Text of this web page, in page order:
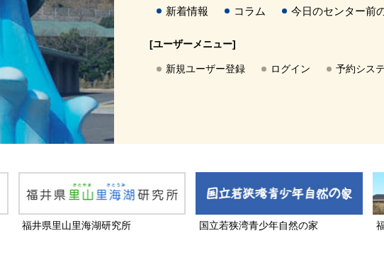
新着情報 コラム 今日のセンター前
[ユーザーメニュー]
新規ユーザー登録 ログイン 予約シス
福井県里山里海湖研究所 国立若狭湾青少年自然の家